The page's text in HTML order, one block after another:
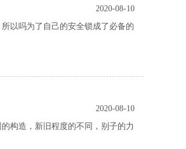
2020-08-10
以吗为了自己的安全锁成了必备的
2020-08-10
造，新旧程度的不同，别子的力